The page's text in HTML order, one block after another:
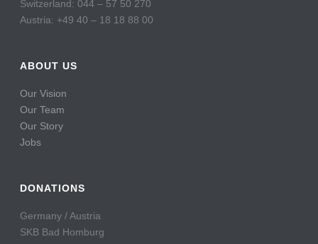
Switzerland: 044 – 57 50 270
Austria: +49 40 – 18 18 88 00
ABOUT US
Our Vision
Our Team
Our Story
Jobs
DONATIONS
Germany / Austria
SKB Bad Homburg